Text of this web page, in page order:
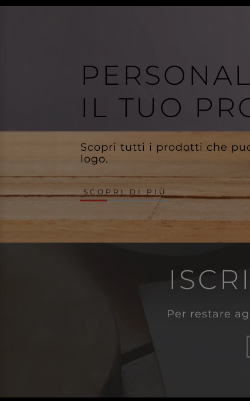
IL TUO
Scopri tutti i prodotti che
logo.
SCOPRI DI PIÙ
Per restare